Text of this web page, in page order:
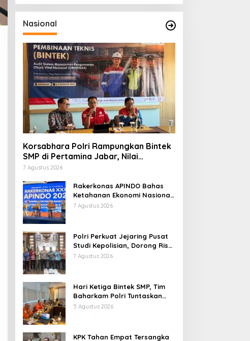
Nasional
Korsabhara Polri Rampungkan Bintek
SMP di Pertamina Jabar, Nilai
Pengamanan Capai 88,44 Persen
7 Agustus 2026
Rakerkonas APINDO Bahas
Ketahanan Ekonomi Nasional,
IMO Indonesia Soroti
7 Agustus 2026
Polri Perkuat Jejaring Pusat
Studi Kepolisian, Dorong Riset
Jadi Dasar Kebijakan dan
7 Agustus 2026
Hari Ketiga Bintek SMP, Tim
Baharkam Polri Tuntaskan
Pemeriksaan Pola
5 Agustus 2026
KPK Tahan Empat Tersangka